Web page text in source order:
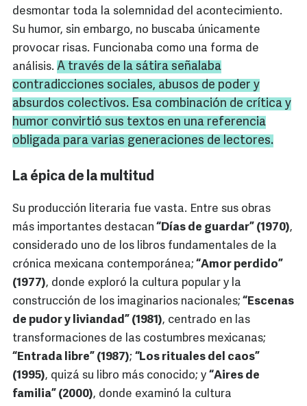
desmontar toda la solemnidad del acontecimiento.
Su humor, sin embargo, no buscaba únicamente
provocar risas. Funcionaba como una forma de
análisis. A través de la sátira señalaba
contradicciones sociales, abusos de poder y
absurdos colectivos. Esa combinación de crítica y
humor convirtió sus textos en una referencia
obligada para varias generaciones de lectores.
La épica de la multitud
Su producción literaria fue vasta. Entre sus obras
más importantes destacan “Días de guardar” (1970),
considerado uno de los libros fundamentales de la
crónica mexicana contemporánea; “Amor perdido”
(1977), donde exploró la cultura popular y la
construcción de los imaginarios nacionales; “Escenas
de pudor y liviandad” (1981), centrado en las
transformaciones de las costumbres mexicanas;
“Entrada libre” (1987); “Los rituales del caos”
(1995), quizá su libro más conocido; y “Aires de
familia” (2000), donde examinó la cultura